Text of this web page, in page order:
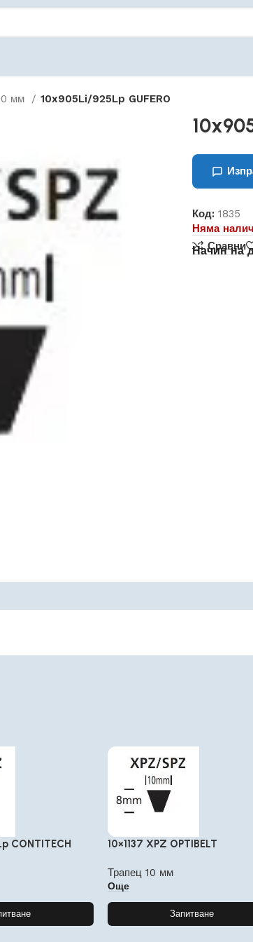
мм 10x905Li/925Lp GUFERO
Код: 1835
Няма
Сравни
Начин на
CONTITECH 10×1137 XPZ OPTIBELT
Трапец 10 мм
Още
Запитване